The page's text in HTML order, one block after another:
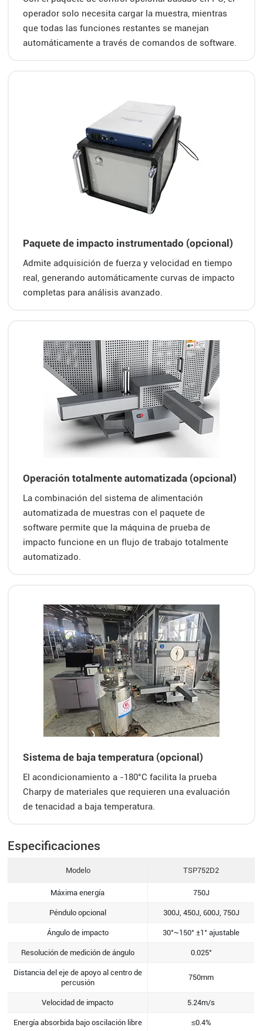
operador solo necesita cargar la muestra, mientras
que todas las funciones restantes se manejan
automáticamente a través de comandos de software.
Paquete de impacto instrumentado (opcional)
Admite adquisición de fuerza y velocidad en tiempo
real, generando automáticamente curvas de impacto
completas para análisis avanzado.
Operación totalmente automatizada (opcional)
La combinación del sistema de alimentación
automatizada de muestras con el paquete de
software permite que la máquina de prueba de
impacto funcione en un flujo de trabajo totalmente
automatizado.
Sistema de baja temperatura (opcional)
El acondicionamiento a -180°C facilita la prueba
Charpy de materiales que requieren una evaluación
de tenacidad a baja temperatura.
Especificaciones
Modelo TSP752D2
Máxima energía 750J
Péndulo opcional 300J, 450J, 600J, 750J
Ángulo de impacto 30°~150° ±1° ajustable
Resolución de medición de ángulo 0.025°
Distancia del eje de apoyo al centro de
percusión
750mm
Velocidad de impacto 5.24m/s
Energía absorbida bajo oscilación libre ≤0.4%